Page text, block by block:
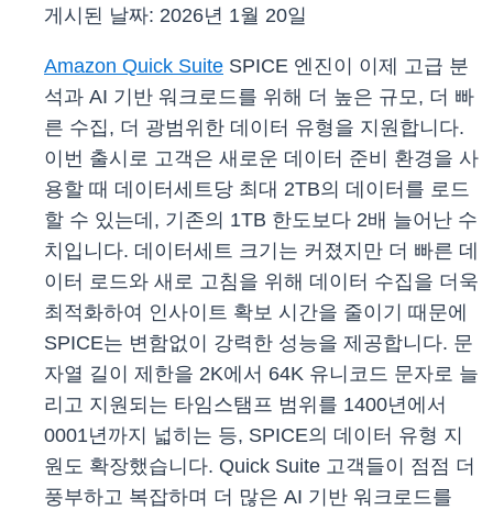
게시된 날짜: 2026년 1월 20일
Amazon Quick Suite SPICE 엔진이 이제 고급 분
석과 AI 기반 워크로드를 위해 더 높은 규모, 더 빠
른 수집, 더 광범위한 데이터 유형을 지원합니다.
이번 출시로 고객은 새로운 데이터 준비 환경을 사
용할 때 데이터세트당 최대 2TB의 데이터를 로드
할 수 있는데, 기존의 1TB 한도보다 2배 늘어난 수
치입니다. 데이터세트 크기는 커졌지만 더 빠른 데
이터 로드와 새로 고침을 위해 데이터 수집을 더욱
최적화하여 인사이트 확보 시간을 줄이기 때문에
SPICE는 변함없이 강력한 성능을 제공합니다. 문
자열 길이 제한을 2K에서 64K 유니코드 문자로 늘
리고 지원되는 타임스탬프 범위를 1400년에서
0001년까지 넓히는 등, SPICE의 데이터 유형 지
원도 확장했습니다. Quick Suite 고객들이 점점 더
풍부하고 복잡하며 더 많은 AI 기반 워크로드를